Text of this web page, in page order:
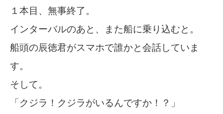
１本目、無事終了。
インターバルのあと、また船に乗り込むと。
船頭の辰徳君がスマホで誰かと会話していま
す。
そして。
「クジラ！クジラがいるんですか！？」